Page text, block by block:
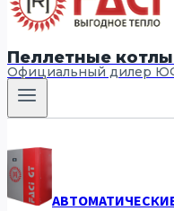
Пеллетные котлы
Официальный дилер